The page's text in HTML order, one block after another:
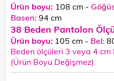
Ürün boyu: 108 cm -
Basen:94 cm
38 Beden Pantolon
Ürün boyu: 105 cm - Bel:
Beden ölçüleri 3 veya 4
(Ürün Boyu Değişmez)